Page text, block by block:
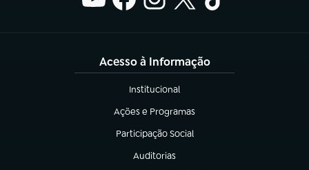
Acesso à Informação
Institucional
(abre em nova aba)
Ações e Programas
(abre em nova aba)
Participação Social
(abre em nova aba)
Auditorias
(abre em nova aba)